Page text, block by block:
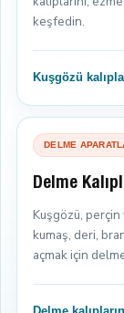
keşfedin.
Kuşgözü
DELME
Delme
Kuşgözü,
kumaş, deri,
açmak için
Delme